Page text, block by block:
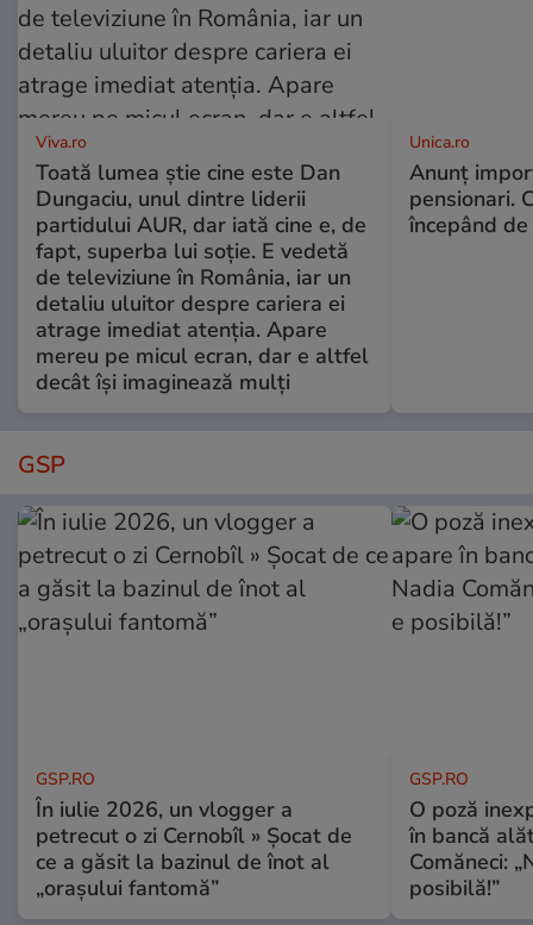
Viva.ro
Toată lumea știe cine este Dan
Dungaciu, unul dintre liderii
partidului AUR, dar iată cine e, de
fapt, superba lui soție. E vedetă
de televiziune în România, iar un
detaliu uluitor despre cariera ei
atrage imediat atenția. Apare
mereu pe micul ecran, dar e altfel
decât își imaginează mulți
Unica.ro
Anunț
pensionari.
începând
GSP
GSP.RO
În iulie 2026, un vlogger a
petrecut o zi Cernobîl » Șocat de
ce a găsit la bazinul de înot al
„orașului fantomă”
GSP.RO
O poză
în bancă
Comăneci:
posibilă!”